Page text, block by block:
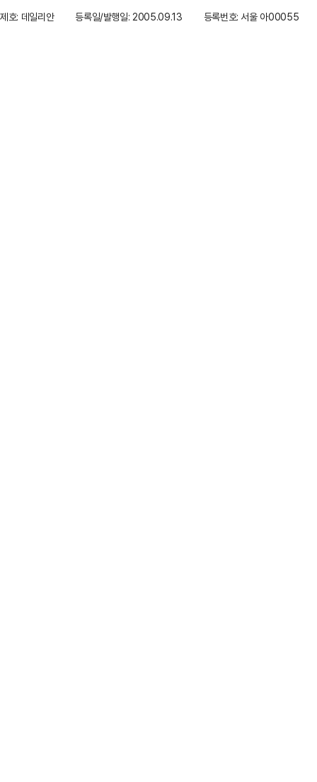
제호: 데일리안
등록일/발행일: 2005.09.13 등록번호: 서울 아00055